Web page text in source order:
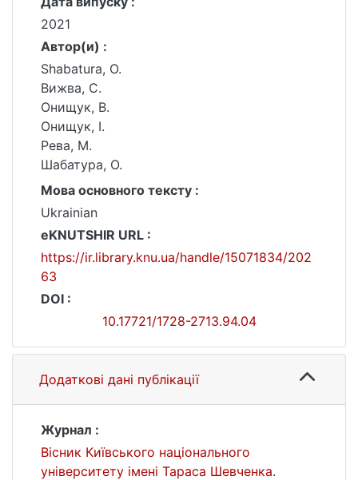
2021
Автор(и) :
Shabatura, О.
Вижва, С.
Онищук, В.
Онищук, І.
Рева, М.
Шабатура, О.
Мова основного тексту :
Ukrainian
eKNUTSHIR URL :
https://ir.library.knu.ua/handle/15071834/202
63
DOI :
10.17721/1728-2713.94.04
Додаткові дані публікації
Журнал :
Вісник Київського національного
університету імені Тараса Шевченка.